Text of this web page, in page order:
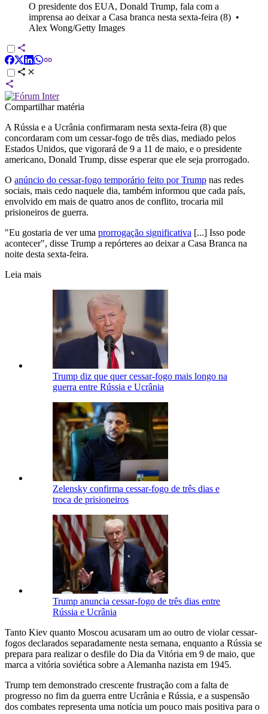
O presidente dos EUA, Donald Trump, fala com a
imprensa ao deixar a Casa branca nesta sexta-feira (8) •
Alex Wong/Getty Images
Compartilhar matéria
A Rússia e a Ucrânia confirmaram nesta sexta-feira (8) que
concordaram com um cessar-fogo de três dias, mediado pelos
Estados Unidos, que vigorará de 9 a 11 de maio, e o presidente
americano, Donald Trump, disse esperar que ele seja prorrogado.
O anúncio do cessar-fogo temporário feito por Trump nas redes
sociais, mais cedo naquele dia, também informou que cada país,
envolvido em mais de quatro anos de conflito, trocaria mil
prisioneiros de guerra.
"Eu gostaria de ver uma prorrogação significativa [...] Isso pode
acontecer", disse Trump a repórteres ao deixar a Casa Branca na
noite desta sexta-feira.
Leia mais
Trump diz que quer cessar-fogo mais longo na
guerra entre Rússia e Ucrânia
Zelensky confirma cessar-fogo de três dias e
troca de prisioneiros
Trump anuncia cessar-fogo de três dias entre
Rússia e Ucrânia
Tanto Kiev quanto Moscou acusaram um ao outro de violar cessar-
fogos declarados separadamente nesta semana, enquanto a Rússia se
prepara para realizar o desfile do Dia da Vitória em 9 de maio, que
marca a vitória soviética sobre a Alemanha nazista em 1945.
Trump tem demonstrado crescente frustração com a falta de
progresso no fim da guerra entre Ucrânia e Rússia, e a suspensão
dos combates representa uma notícia um pouco mais positiva para o